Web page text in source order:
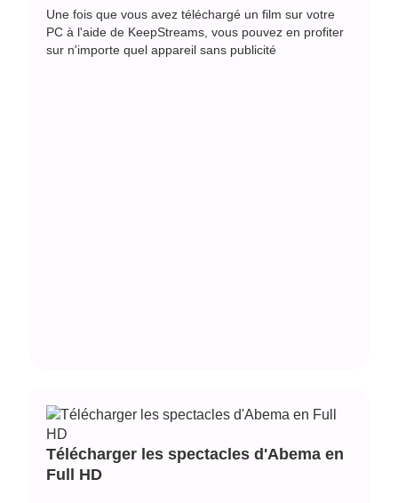
Une fois que vous avez téléchargé un film sur votre
PC à l'aide de KeepStreams, vous pouvez en profiter
sur n'importe quel appareil sans publicité
Télécharger les spectacles d'Abema en
Full HD